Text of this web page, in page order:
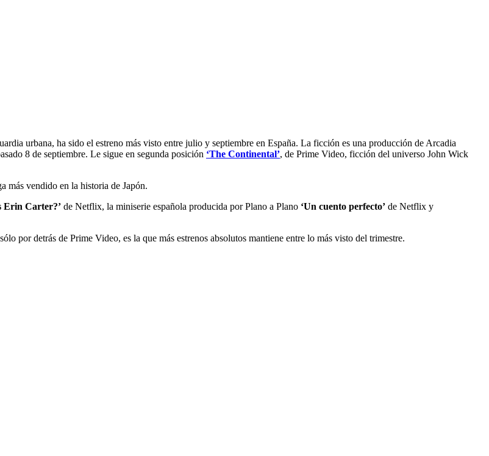
urbana, ha sido el estreno más visto entre julio y septiembre en España. La ficción es una producción de Arcadia
8 de septiembre. Le sigue en segunda posición ‘The Continental’, de Prime Video, ficción del universo John Wick
más vendido en la historia de Japón.
Erin Carter?’ de Netflix, la miniserie española producida por Plano a Plano ‘Un cuento perfecto’ de Netflix y
por detrás de Prime Video, es la que más estrenos absolutos mantiene entre lo más visto del trimestre.